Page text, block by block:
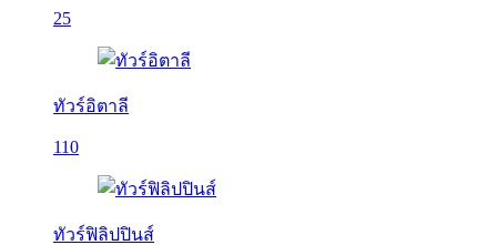
25
ทัวร์อิตาลี
110
ทัวร์ฟิลิปปินส์